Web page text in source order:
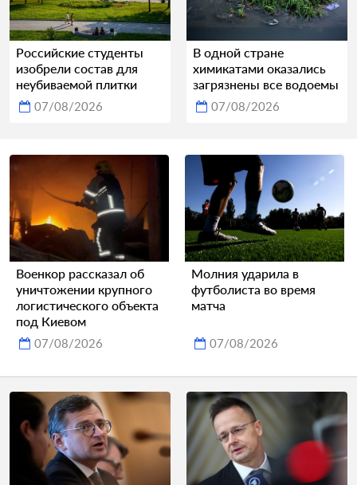
Российские студенты
изобрели состав для
неубиваемой плитки
07/08/2026
В одной стране
химикатами оказались
загрязнены все водоемы
07/08/2026
Военкор рассказал об
уничтожении крупного
логистического объекта
под Киевом
07/08/2026
Молния ударила в
футболиста во время
матча
07/08/2026